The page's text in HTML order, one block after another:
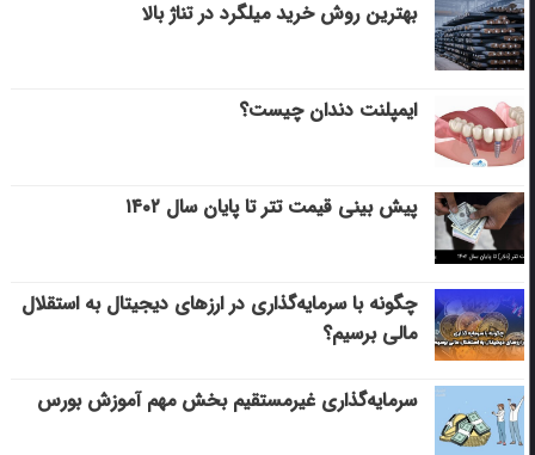
بهترین روش خرید میلگرد در تناژ بالا
ایمپلنت دندان چیست؟
پیش بینی قیمت تتر تا پایان سال ۱۴۰۲
چگونه با سرمایه‌گذاری در ارزهای دیجیتال به استقلال
مالی برسیم؟
سرمایه‌گذاری غیرمستقیم بخش مهم آموزش بورس